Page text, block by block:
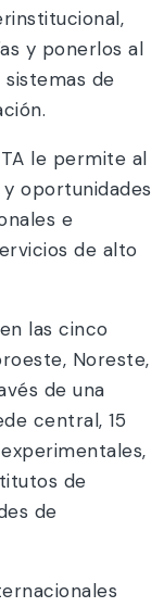
y ponerlos al
sistemas de
le permite al
y oportunidades
e
de alto
las cinco
Noreste,
de una
central, 15
de
de